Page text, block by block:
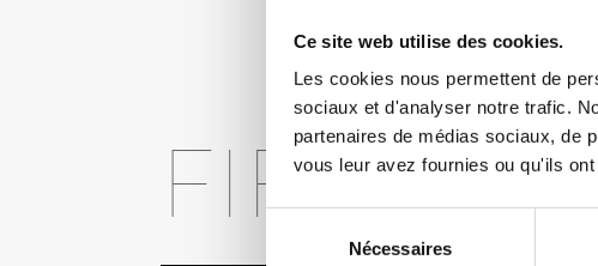
Ce site web utilise des cookies.
Les cookies nous permettent de
sociaux et d'analyser notre trafic.
partenaires de médias sociaux, de
vous leur avez fournies ou qu'ils
Nécessaires
FIRST